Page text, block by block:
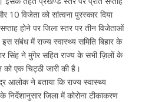
10 विजेता को सांत्वना पुरस्कार दिया
होने पर जिला स्तर पर तीन विजेताओं
संबंध में राज्य स्वास्थ्य समिति बिहार के
सिंह ने मुंगेर सहित राज्य के सभी ज़िलों के
को एक चिट्ठी जारी की है।
आलोक ने बताया कि राज्य स्वास्थ्य
जिला में कोरोना टीकाकरण